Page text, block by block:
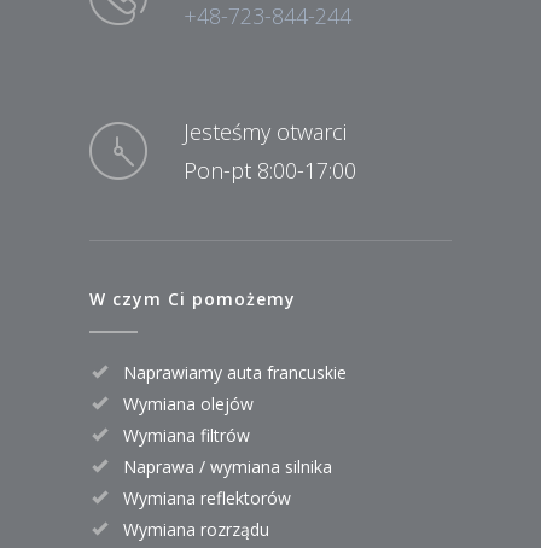
+48-723-844-244
Jesteśmy otwarci
Pon-pt 8:00-17:00
W czym Ci pomożemy
Naprawiamy auta francuskie
Wymiana olejów
Wymiana filtrów
Naprawa / wymiana silnika
Wymiana reflektorów
Wymiana rozrządu